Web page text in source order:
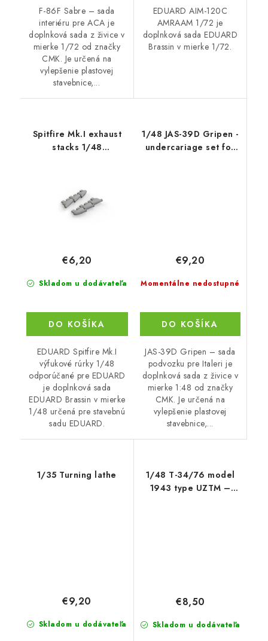
F-86F Sabre – sada
interiéru pre ACA je
doplnková sada z živice v
mierke 1/72 od značky
CMK. Je určená na
vylepšenie plastovej
stavebnice,...
EDUARD AIM-120C
AMRAAM 1/72 je
doplnková sada EDUARD
Brassin v mierke 1/72.
Spitfire Mk.I exhaust
stacks 1/48
Skladom u dodávateľa
€6,20
DO KOŠÍKA
EDUARD Spitfire Mk.I
výfukové rúrky 1/48
odporúčané pre EDUARD
je doplnková sada
EDUARD Brassin v mierke
1/48 určená pre stavebnú
sadu EDUARD.
1/48 JAS-39D Gripen -
undercariage set for
Momentálne nedostupné
€9,20
DO KOŠÍKA
JAS-39D Gripen – sada
podvozku pre Italeri je
doplnková sada z živice v
mierke 1:48 od značky
CMK. Je určená na
vylepšenie plastovej
stavebnice,...
1/35 Turning lathe
Skladom u dodávateľa
€9,20
1/48 T-34/76 model
1943 type UZTM –
Skladom u dodávateľa
€8,50